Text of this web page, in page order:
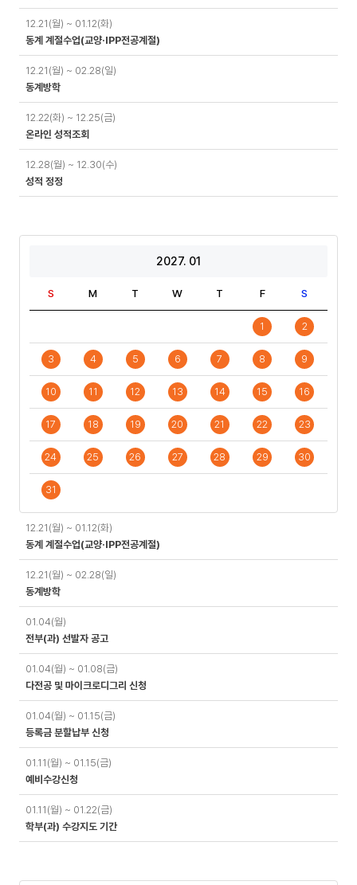
12.21(월) ~ 01.12(화)
동계 계절수업(교양·IPP전공계절)
12.21(월) ~ 02.28(일)
동계방학
12.22(화) ~ 12.25(금)
온라인 성적조회
12.28(월) ~ 12.30(수)
성적 정정
2027. 01
S M T W T F S
1 2
3 4 5 6 7 8 9
10 11 12 13 14 15 16
17 18 19 20 21 22 23
24 25 26 27 28 29 30
31
정
12.21(월) ~ 01.12(화)
동계 계절수업(교양·IPP전공계절)
12.21(월) ~ 02.28(일)
동계방학
01.04(월)
전부(과) 선발자 공고
01.04(월) ~ 01.08(금)
다전공 및 마이크로디그리 신청
01.04(월) ~ 01.15(금)
등록금 분할납부 신청
01.11(월) ~ 01.15(금)
예비수강신청
01.11(월) ~ 01.22(금)
학부(과) 수강지도 기간